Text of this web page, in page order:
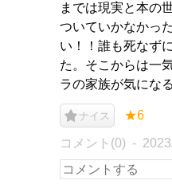
までは現実と本の
ついていかなかっ
い！！誰も死なず
た。そこからは一
ラの家族が気にな
ナイス ★6
コメント(0)